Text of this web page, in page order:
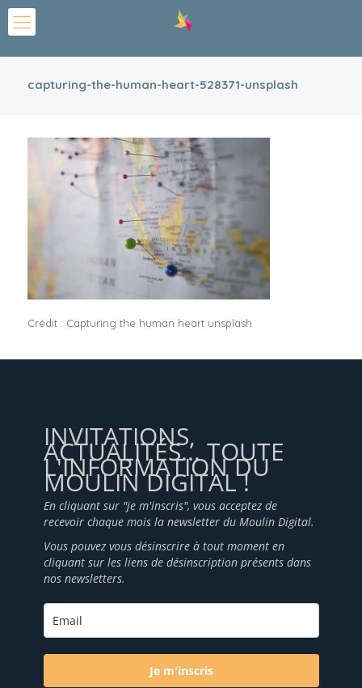
capturing-the-human-heart-528371-unsplash
Crédit : Capturing the human heart unsplash
INVITATIONS,
ACTUALITÉS... TOUTE
L'INFORMATION DU
MOULIN DIGITAL !
En cliquant sur "je m'inscris", vous acceptez de
recevoir chaque mois la newsletter du Moulin Digital.
Vous pouvez vous désinscrire à tout moment en
cliquant sur les liens de désinscription présents dans
nos newsletters.
Je m'inscris